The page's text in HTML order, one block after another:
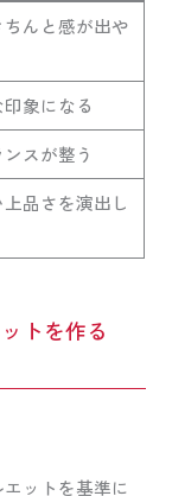
んと感が出や
象になる
スが整う
品さを演出し
トを作る
ットを基準に